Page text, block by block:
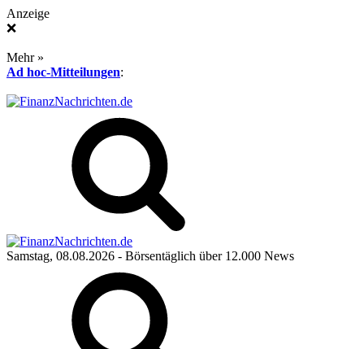
Anzeige
❌
Mehr »
Ad hoc-Mitteilungen:
Samstag, 08.08.2026 - Börsentäglich über 12.000 News